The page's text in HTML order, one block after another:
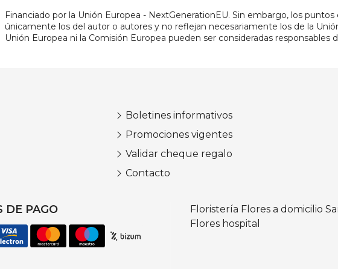
Financiado por la Unión Europea - NextGenerationEU. Sin embargo, los
únicamente los del autor o autores y no reflejan necesariamente los de la
Unión Europea ni la Comisión Europea pueden ser consideradas responsables
DE PAGO
Boletines informativos
Promociones vigentes
Validar cheque regalo
Contacto
Floristería Flores a domicilio
Flores hospital